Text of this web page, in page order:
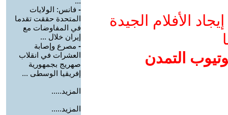
الأفلام الجيدة
التمدن
- فانس: الولايات
المتحدة حققت تقدما
في المفاوضات مع
إيران خلال ...
- مصرع وإصابة
العشرات في انقلاب
صهريج بجمهورية
إفريقيا الوسطى ...
المزيد.....
المزيد.....